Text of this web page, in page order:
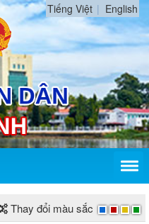
Tiếng Việt English
Thay đổi màu sắc